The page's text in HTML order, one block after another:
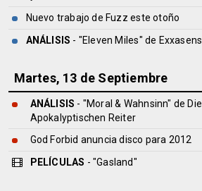
Nuevo trabajo de Fuzz este otoño
ANÁLISIS - "Eleven Miles" de Exxasens
Martes, 13 de Septiembre
ANÁLISIS - "Moral & Wahnsinn" de Die
Apokalyptischen Reiter
God Forbid anuncia disco para 2012
PELÍCULAS - "Gasland"